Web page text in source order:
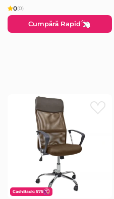
0(0)
Cumpără Rapid
CashBack: 575